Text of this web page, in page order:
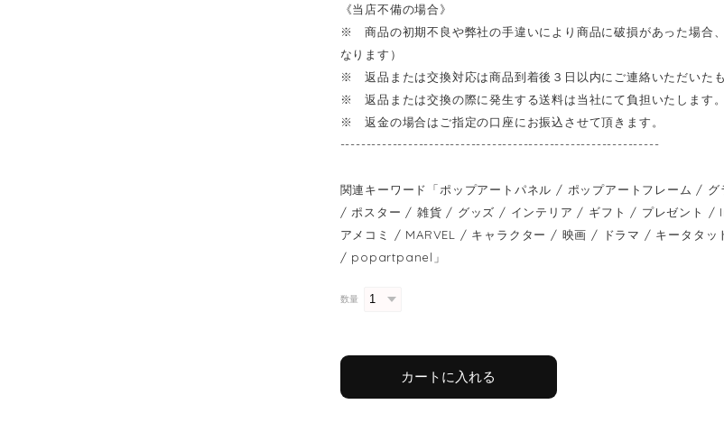
《当店不備の場合》
※ 商品の初期不良や弊社の手違いにより商品に破損があった場合
なります）
※ 返品または交換対応は商品到着後３日以内にご連絡いただいたも
※ 返品または交換の際に発生する送料は当社にて負担いたします。
※ 返金の場合はご指定の口座にお振込させて頂きます。
-------------------------------------------------------------
関連キーワード「ポップアートパネル / ポップアートフレーム /
/ ポスター / 雑貨 / グッズ / インテリア / ギフト / プレゼント
アメコミ / MARVEL / キャラクター / 映画 / ドラマ / キータ
/ popartpanel」
数量
カートに入れる